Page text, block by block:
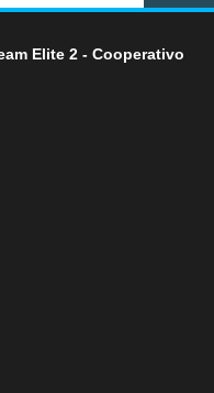
Elite 2 - Cooperativo